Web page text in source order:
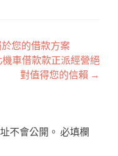
您的借款方案
機車借款款正派經營絕
對值得您的信賴 →
不會公開。 必填欄